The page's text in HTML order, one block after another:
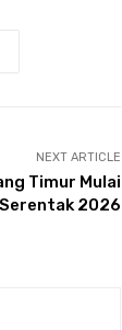
NEXT ARTICLE
Timur Mulai
2026